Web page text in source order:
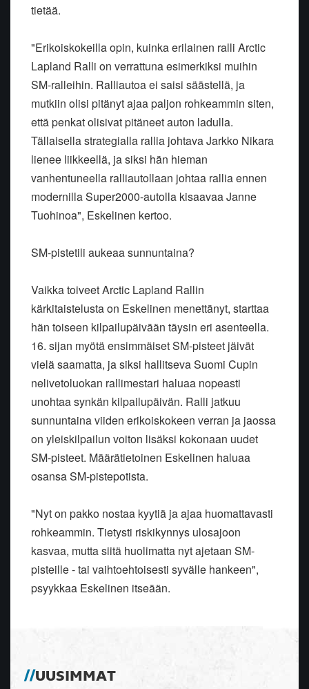
tietää.
"Erikoiskokeilla opin, kuinka erilainen ralli Arctic
Lapland Ralli on verrattuna esimerkiksi muihin
SM-ralleihin. Ralliautoa ei saisi säästellä, ja
mutkiin olisi pitänyt ajaa paljon rohkeammin siten,
että penkat olisivat pitäneet auton ladulla.
Tällaisella strategialla rallia johtava Jarkko Nikara
lienee liikkeellä, ja siksi hän hieman
vanhentuneella ralliautollaan johtaa rallia ennen
modernilla Super2000-autolla kisaavaa Janne
Tuohinoa", Eskelinen kertoo.
SM-pistetili aukeaa sunnuntaina?
Vaikka toiveet Arctic Lapland Rallin
kärkitaistelusta on Eskelinen menettänyt, starttaa
hän toiseen kilpailupäivään täysin eri asenteella.
16. sijan myötä ensimmäiset SM-pisteet jäivät
vielä saamatta, ja siksi hallitseva Suomi Cupin
nelivetoluokan rallimestari haluaa nopeasti
unohtaa synkän kilpailupäivän. Ralli jatkuu
sunnuntaina viiden erikoiskokeen verran ja jaossa
on yleiskilpailun voiton lisäksi kokonaan uudet
SM-pisteet. Määrätietoinen Eskelinen haluaa
osansa SM-pistepotista.
"Nyt on pakko nostaa kyytiä ja ajaa huomattavasti
rohkeammin. Tietysti riskikynnys ulosajoon
kasvaa, mutta siitä huolimatta nyt ajetaan SM-
pisteille - tai vaihtoehtoisesti syvälle hankeen",
psyykkaa Eskelinen itseään.
UUSIMMAT